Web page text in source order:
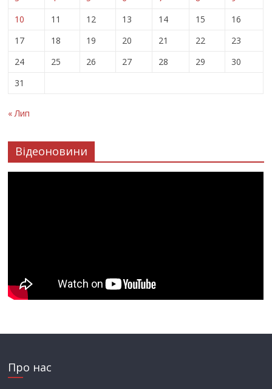
10
11 12 13 14 15
16
17
18 19 20 21 22
23
24
25 26 27 28 29
30
31
« Лип
Відеоновини
Про нас